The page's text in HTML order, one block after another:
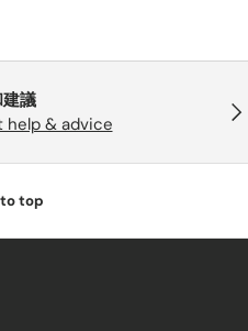
議
help & advice
top